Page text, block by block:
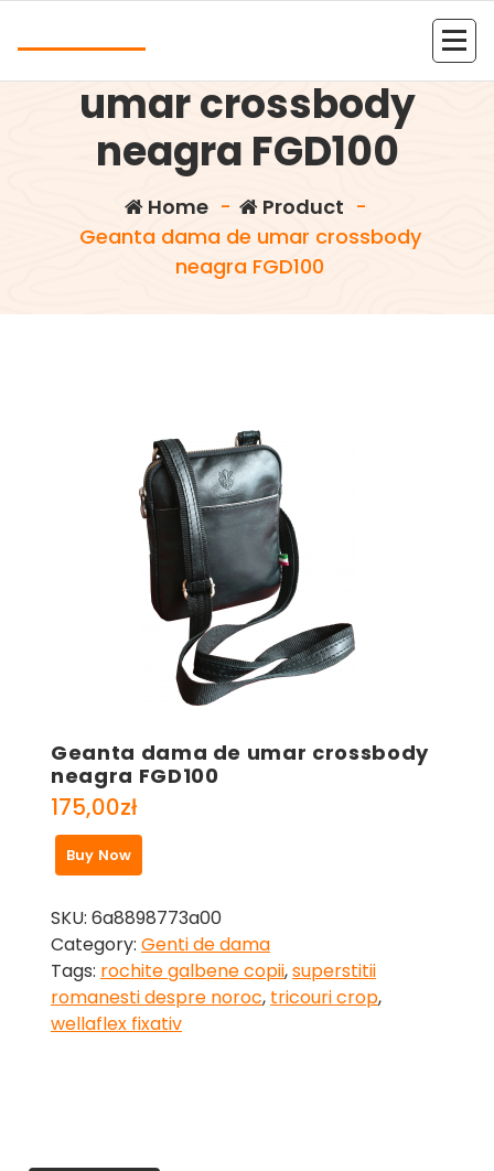
Geanta dama de
umar crossbody
neagra FGD100
Home- Product -
Geanta dama de umar crossbody
neagra FGD100
Geanta dama de umar crossbody
neagra FGD100
175,00zł
Buy Now
SKU: 6a8898773a00
Category: Genti de dama
Tags: rochite galbene copii,superstitii
romanesti despre noroc, tricouri crop,
wellaflex fixativ